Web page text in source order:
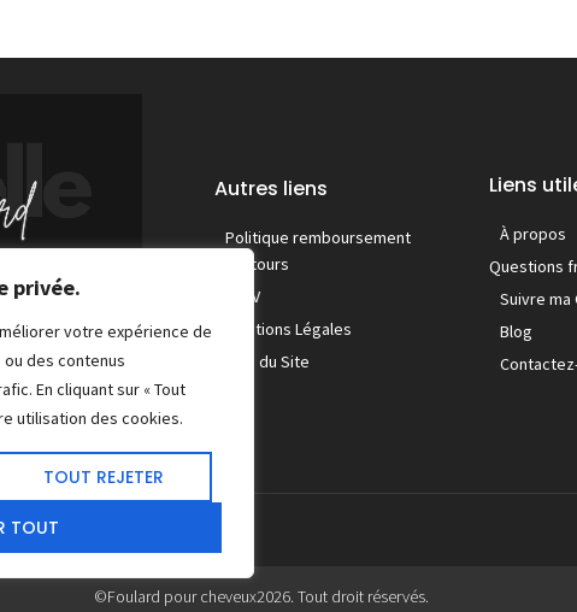
privée.
votre expérience de
des contenus
En cliquant sur « Tout
utilisation des cookies.
TOUT REJETER
TOUT
pour
et chic.
Autres liens
Politique remboursement
/ retours
C.G.V
Mentions Légales
Plan du Site
Liens
À propos
Questions
Suivre ma
Blog
©Foulard pour cheveux2026. Tout droit réservés.